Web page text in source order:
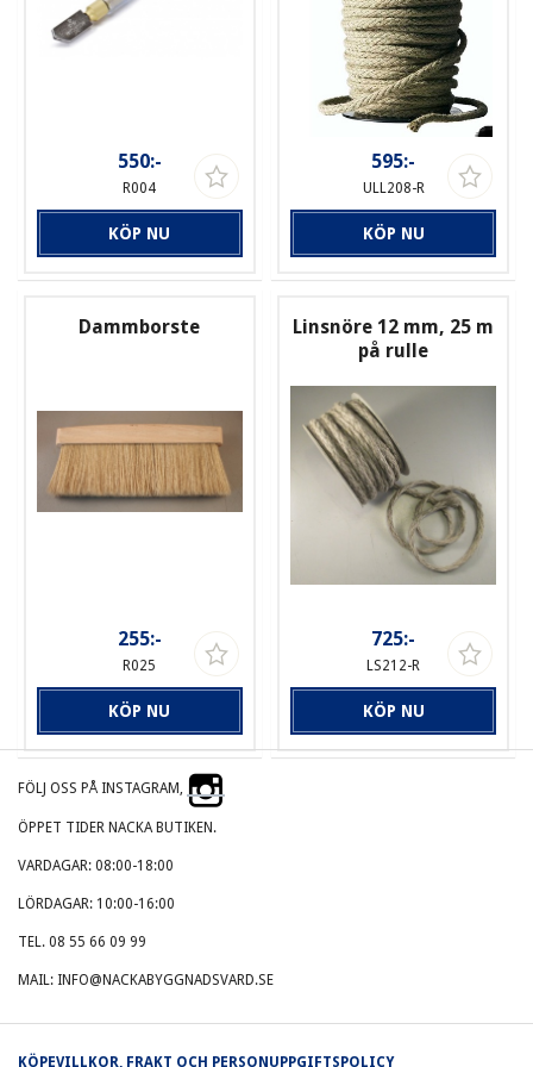
550:-
R004
KÖP NU
595:-
ULL208-R
KÖP NU
Dammborste
255:-
R025
KÖP NU
Linsnöre 12 mm, 25 m
på rulle
725:-
LS212-R
KÖP NU
FÖLJ OSS PÅ INSTAGRAM,
ÖPPET TIDER NACKA BUTIKEN.
VARDAGAR: 08:00-18:00
LÖRDAGAR: 10:00-16:00
TEL. 08 55 66 09 99
MAIL: INFO@NACKABYGGNADSVARD.SE
KÖPEVILLKOR, FRAKT OCH PERSONUPPGIFTSPOLICY